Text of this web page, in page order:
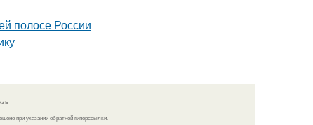
полосе России
при указании обратной гиперссылки.